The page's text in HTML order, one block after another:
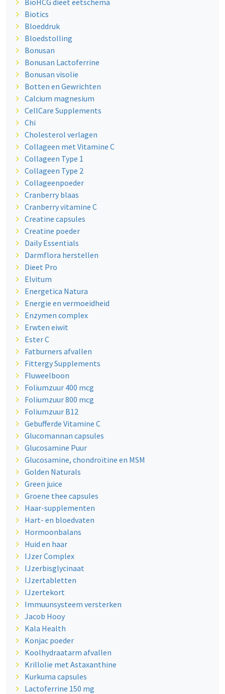
Biotics
Bloeddruk
Bloedstolling
Bonusan
Bonusan Lactoferrine
Bonusan visolie
Botten en Gewrichten
Calcium magnesium
CellCare Supplements
Chi
Cholesterol verlagen
Collageen met Vitamine C
Collageen Type 1
Collageen Type 2
Collageenpoeder
Cranberry blaas
Cranberry vitamine C
Creatine capsules
Creatine poeder
Daily Essentials
Darmflora herstellen
Dieet Pro
Elvitum
Energetica Natura
Energie en vermoeidheid
Enzymen complex
Erwten eiwit
Ester C
Fatburners afvallen
Fittergy Supplements
Fluweelboon
Foliumzuur 400 mcg
Foliumzuur 800 mcg
Foliumzuur B12
Gebufferde Vitamine C
Glucomannan capsules
Glucosamine Puur
Glucosamine, chondroïtine en MSM
Golden Naturals
Green juice
Groene thee capsules
Haar-supplementen
Hart- en bloedvaten
Hormoonbalans
Huid en haar
IJzer Complex
IJzerbisglycinaat
IJzertabletten
IJzertekort
Immuunsysteem versterken
Jacob Hooy
Kala Health
Konjac poeder
Koolhydraatarm afvallen
Krillolie met Astaxanthine
Kurkuma capsules
Lactoferrine 150 mg